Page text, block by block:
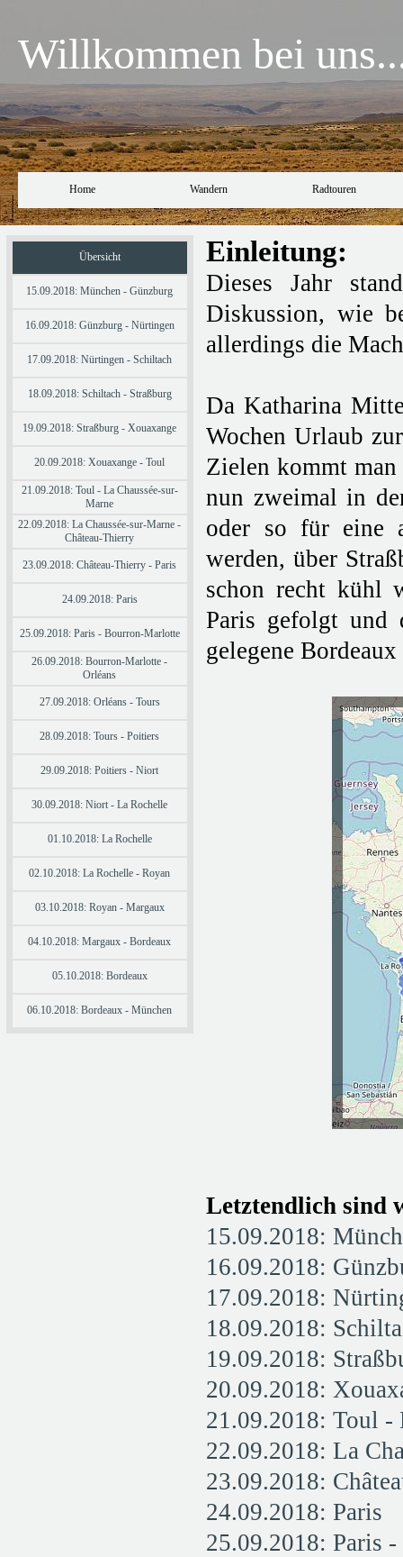
Home Wandern Radtouren
Willkommen bei
Übersicht
15.09.2018: München - Günzburg
16.09.2018: Günzburg - Nürtingen
17.09.2018: Nürtingen - Schiltach
18.09.2018: Schiltach - Straßburg
19.09.2018: Straßburg - Xouaxange
20.09.2018: Xouaxange - Toul
21.09.2018: Toul - La Chaussée-sur-
Marne
22.09.2018: La Chaussée-sur-Marne -
Château-Thierry
23.09.2018: Château-Thierry - Paris
24.09.2018: Paris
25.09.2018: Paris - Bourron-Marlotte
26.09.2018: Bourron-Marlotte -
Orléans
27.09.2018: Orléans - Tours
28.09.2018: Tours - Poitiers
29.09.2018: Poitiers - Niort
30.09.2018: Niort - La Rochelle
01.10.2018: La Rochelle
02.10.2018: La Rochelle - Royan
03.10.2018: Royan - Margaux
04.10.2018: Margaux - Bordeaux
05.10.2018: Bordeaux
06.10.2018: Bordeaux - München
Einleitung:
Dieses Jahr
Diskussion, wie
allerdings die
Da Katharina
Wochen Urlaub
Zielen kommt
nun zweimal in
oder so für eine
werden, über
schon recht kühl
Paris gefolgt und
gelegene
Letztendlich sind
15.09.2018:
16.09.2018:
17.09.2018:
18.09.2018:
19.09.2018:
20.09.2018:
21.09.2018: Toul -
22.09.2018: La
23.09.2018:
24.09.2018: Paris
25.09.2018: Paris